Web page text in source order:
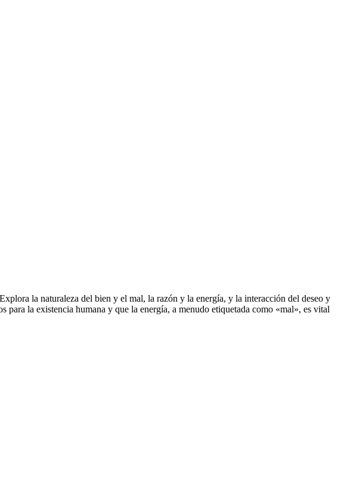
la naturaleza del bien y el mal, la razón y la energía, y la interacción del deseo y
la existencia humana y que la energía, a menudo etiquetada como «mal», es vital